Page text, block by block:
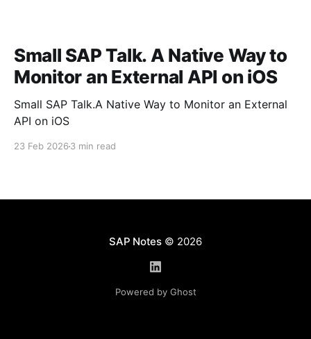
Small SAP Talk. A Native Way to
Monitor an External API on iOS
Small SAP Talk.A Native Way to Monitor an External
API on iOS
23 Feb 2026 3 min read
SAP Notes© 2026
Powered by Ghost